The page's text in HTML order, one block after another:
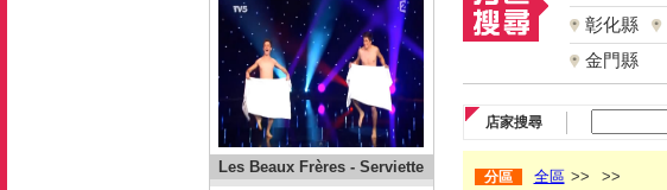
Les Beaux Frères - Serviette
彰化縣
金門縣
店家搜尋
分區 全區 >> >>